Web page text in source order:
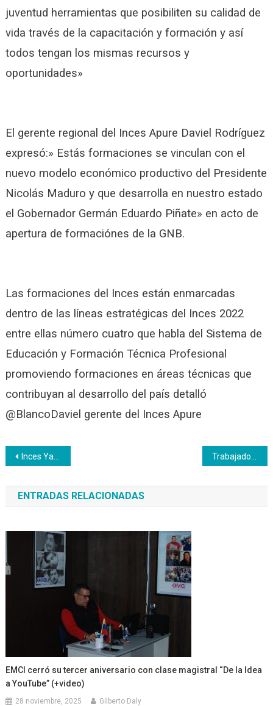
juventud herramientas que posibiliten su calidad de
vida través de la capacitación y formación y así
todos tengan los mismas recursos y
oportunidades»
El gerente regional del Inces Apure Daviel Rodríguez
expresó:» Estás formaciones se vinculan con el
nuevo modelo económico productivo del Presidente
Nicolás Maduro y que desarrolla en nuestro estado
el Gobernador Germán Eduardo Piñate» en acto de
apertura de formaciónes de la GNB.
Las formaciones del Inces están enmarcadas
dentro de las líneas estratégicas del Inces 2022
entre ellas número cuatro que habla del Sistema de
Educación y Formación Técnica Profesional
promoviendo formaciones en áreas técnicas que
contribuyan al desarrollo del país detalló
@BlancoDaviel gerente del Inces Apure
Navegación
de
entradas
Inces Yaracuy inició tres cursos de capacitación y formación
ENTRADAS RELACIONADAS
EMCI cerró su tercer aniversario con clase magistral “De la Idea
a YouTube” (+video)
28 noviembre, 2025 Gilberto Daly